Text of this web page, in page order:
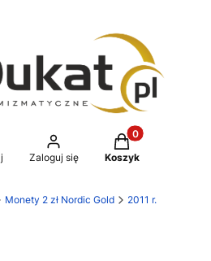
wyszukiwarkę
Zaloguj się
Produkty w
Koszyk
Monety 2 zł Nordic Gold 2011 r.